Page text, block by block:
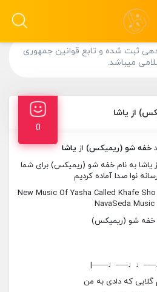
ثبت شده و تابع قوانین جمهوری
میباشد.
از یاشا
0
خفه شو (ریمیکس) از یاشا
به نام خفه شو (ریمیکس) برای شما
نوا صدا آماده کردیم
New Music Of Yasha Called Khafe
NavaSeda Music
گلایی که دادی به من